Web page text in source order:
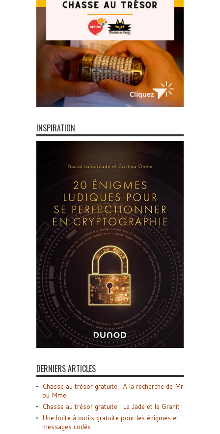
INSPIRATION
DERNIERS ARTICLES
Chasse au trésor gratuite : A la recherche de Mr
ou Mme
Chasse au trésor gratuite : Le Jade et le Granit
Une boîte à outils gratuite pour les énigmes et
messages codés